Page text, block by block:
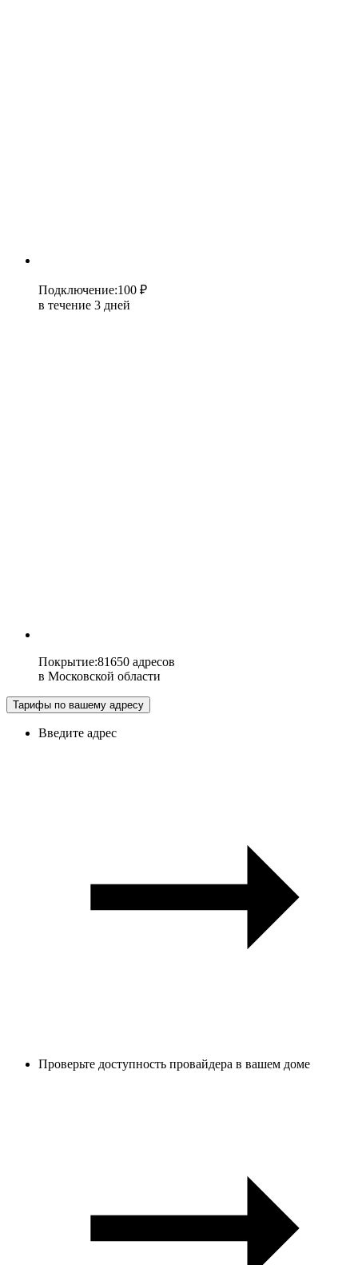
Подключение:100 ₽
в течение 3 дней
Покрытие:81650 адресов
в Московской области
Тарифы по вашему адресу
Введите адрес
Проверьте доступность провайдера в вашем доме